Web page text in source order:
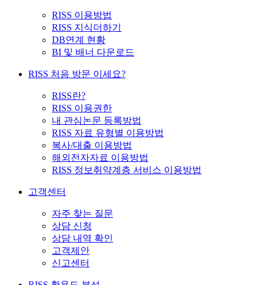
RISS 이용방법
RISS 지식더하기
DB연계 현황
BI 및 배너 다운로드
RISS 처음 방문 이세요?
RISS란?
RISS 이용권한
내 관심논문 등록방법
RISS 자료 유형별 이용방법
복사/대출 이용방법
해외전자자료 이용방법
RISS 정보취약계층 서비스 이용방법
고객센터
자주 찾는 질문
상담 신청
상담 내역 확인
고객제안
신고센터